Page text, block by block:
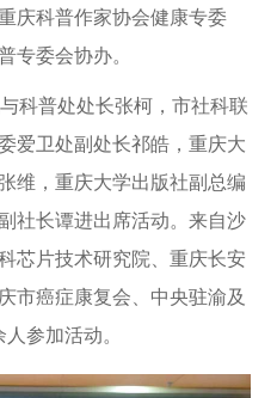
庆科普作家协会健康专委
专委会协办。
科普处处长张柯，市社科联
爱卫处副处长祁皓，重庆大
维，重庆大学出版社副总编
社长谭进出席活动。来自沙
芯片技术研究院、重庆长安
市癌症康复会、中央驻渝及
人参加活动。